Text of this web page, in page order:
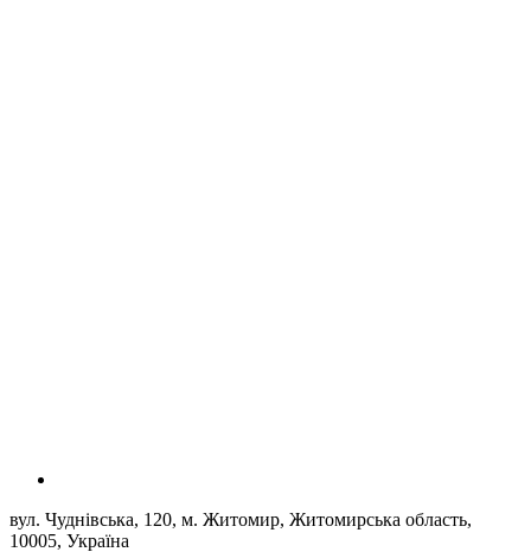
вул. Чуднівська, 120, м. Житомир, Житомирська область,
10005, Україна